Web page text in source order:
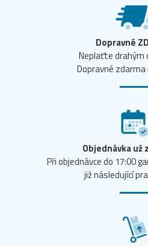
Dopravné
Neplaťte drahým
Dopravné zdarma
Objednávka už
Při objednávce do 17:00
již následující